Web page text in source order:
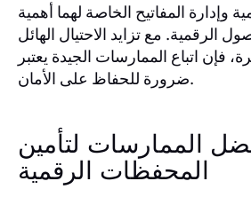
وإدارة المفاتيح الخاصة لهما أهمية
الرقمية. مع تزايد الاحتيال الهائل
فإن اتباع الممارسات الجيدة يعتبر
ضرورة للحفاظ على الأمان.
الممارسات لتأمين
المحفظات الرقمية